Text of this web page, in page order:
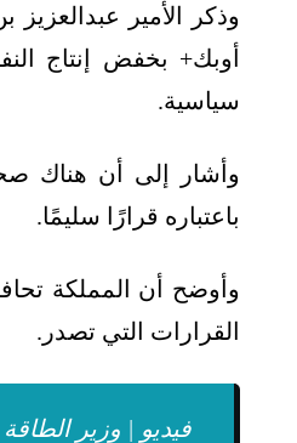
وذكر الأمير
أوبك+ بخفض إنتاج
سياسية.
وأشار إلى أن هناك
باعتباره قرارًا سليمًا.
وأوضح أن المملكة
القرارات التي تصدر.
فيديو | وزير